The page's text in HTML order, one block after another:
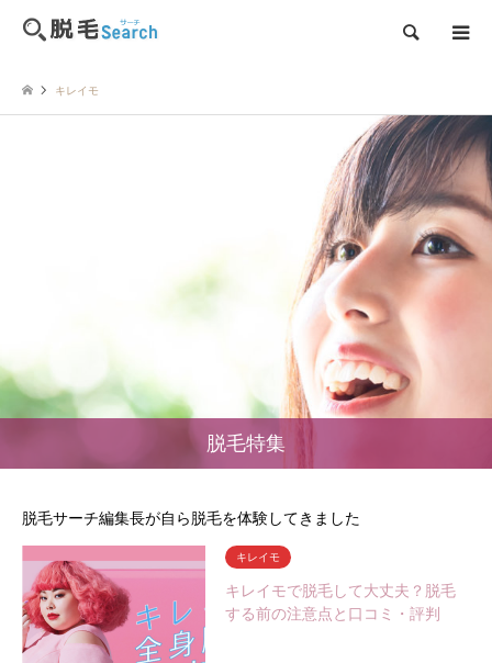
検索
キレイモ
脱毛特集
脱毛サーチ編集長が自ら脱毛を体験してきました
キレイモ
キレイモで脱毛して大丈夫？脱毛
する前の注意点と口コミ・評判